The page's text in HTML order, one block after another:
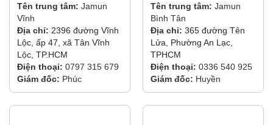
Tên trung tâm: Jamun
Vĩnh
Địa chỉ: 2396 đường Vĩnh
Lộc, ấp 47, xã Tân Vĩnh
Lộc, TP.HCM
Điện thoại: 0797 315 679
Giám đốc: Phúc
Tên trung tâm: Jamun
Bình Tân
Địa chỉ: 365 đường Tên
Lửa, Phường An Lạc,
TPHCM
Điện thoại: 0336 540 925
Giám đốc: Huyền